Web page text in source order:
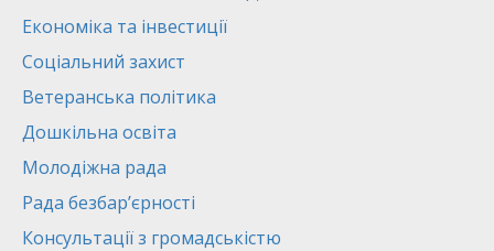
Економіка та інвестиції
Соціальний захист
Ветеранська політика
Дошкільна освіта
Молодіжна рада
Рада безбар’єрності
Консультації з громадськістю